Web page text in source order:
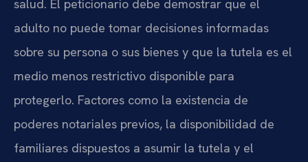
salud. El peticionario debe demostrar que el
adulto no puede tomar decisiones informadas
sobre su persona o sus bienes y que la tutela es el
medio menos restrictivo disponible para
protegerlo. Factores como la existencia de
poderes notariales previos, la disponibilidad de
familiares dispuestos a asumir la tutela y el